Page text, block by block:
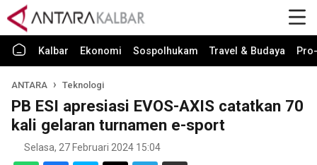
Kalbar Ekonomi Sospolhukam Travel & Budaya
ANTARA Teknologi
PB ESI apresiasi EVOS-AXIS catatkan 70
kali gelaran turnamen e-sport
Selasa, 27 Februari 2024 15:04